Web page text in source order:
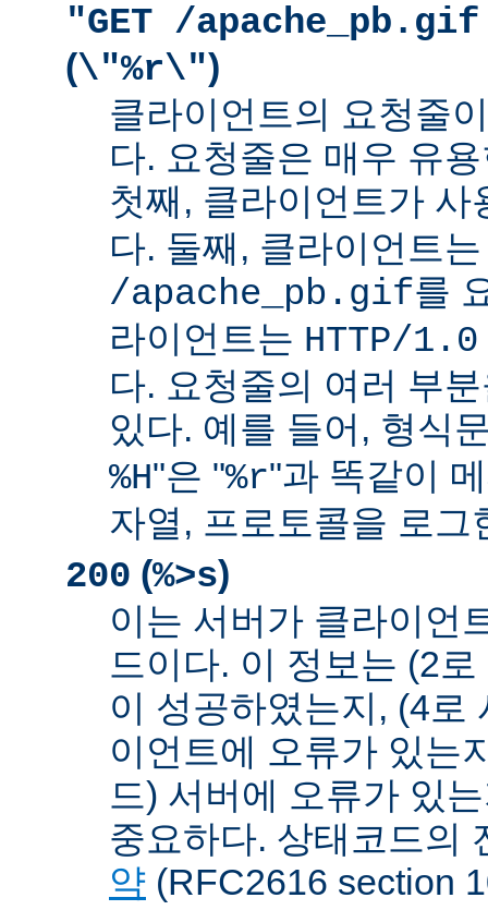
"GET /
(\"%r\")
클라이언트의 요청줄
다. 요청줄은 매우 유
첫째, 클라이언트가
다. 둘째, 클라이언트
/apache_pb.gif를
라이언트는 HTTP/1.0
다. 요청줄의 여러 부
있다. 예를 들어, 형식
%H"은 "%r"과 똑같이
자열, 프로토콜을 로그
200 (%>s)
이는 서버가 클라이언
드이다. 이 정보는 (2
이 성공하였는지, (4로
이언트에 오류가 있는
드) 서버에 오류가 있
중요하다. 상태코드의
약 (RFC2616 section